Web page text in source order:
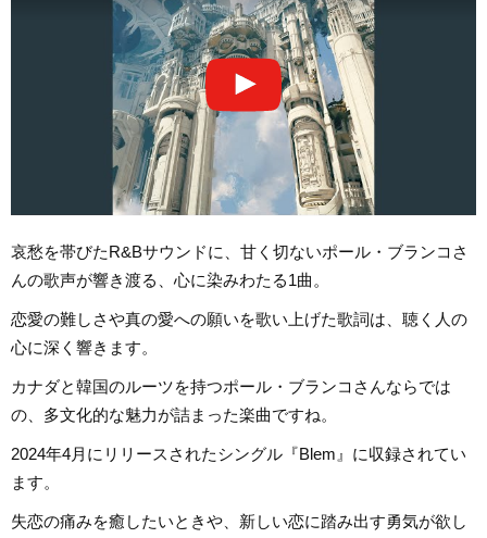
哀愁を帯びたR&Bサウンドに、甘く切ないポール・ブランコさ
んの歌声が響き渡る、心に染みわたる1曲。
恋愛の難しさや真の愛への願いを歌い上げた歌詞は、聴く人の
心に深く響きます。
カナダと韓国のルーツを持つポール・ブランコさんならでは
の、多文化的な魅力が詰まった楽曲ですね。
2024年4月にリリースされたシングル『Blem』に収録されてい
ます。
失恋の痛みを癒したいときや、新しい恋に踏み出す勇気が欲し